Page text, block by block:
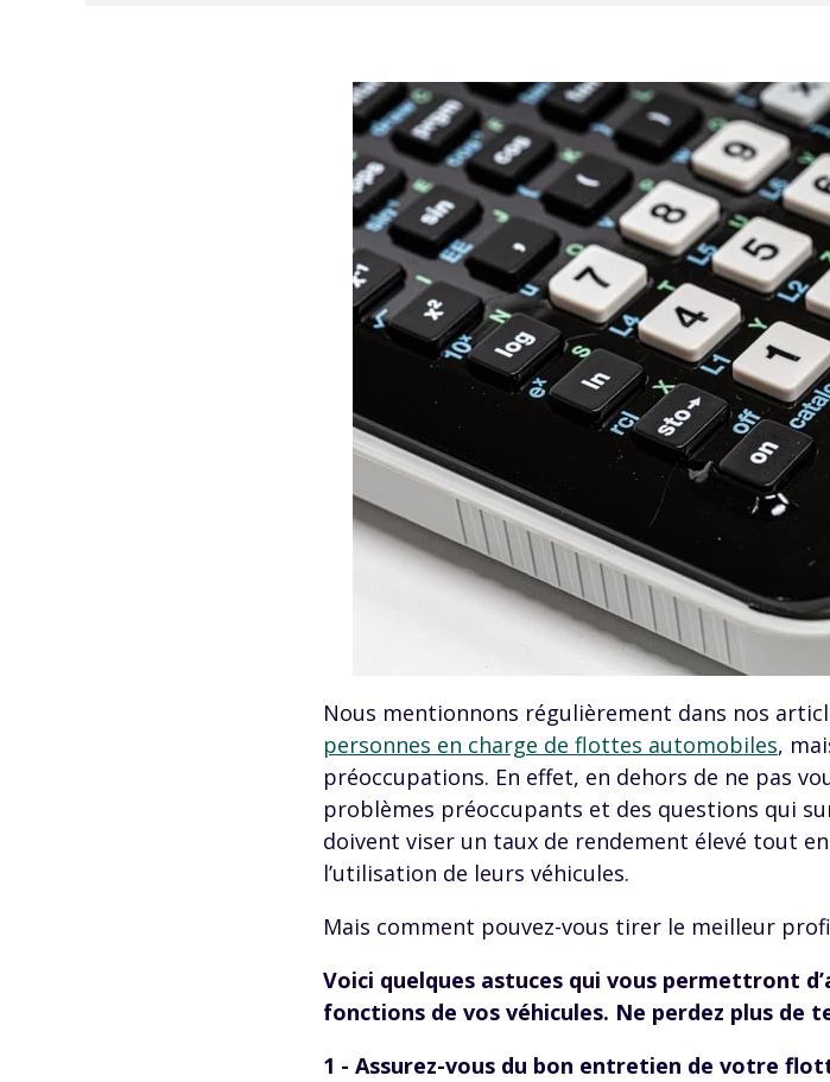
Nous mentionnons régulièrement dans nos
personnes en charge de flottes automobiles,
préoccupations. En effet, en dehors de ne pas
problèmes préoccupants et des questions qui
doivent viser un taux de rendement élevé tout
l’utilisation de leurs véhicules.
Mais comment pouvez-vous tirer le meilleur
Voici quelques astuces qui vous permettront
fonctions de vos véhicules. Ne perdez plus de
1 - Assurez-vous du bon entretien de votre